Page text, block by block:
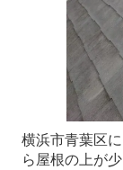
横浜市青葉区
ら屋根の上が